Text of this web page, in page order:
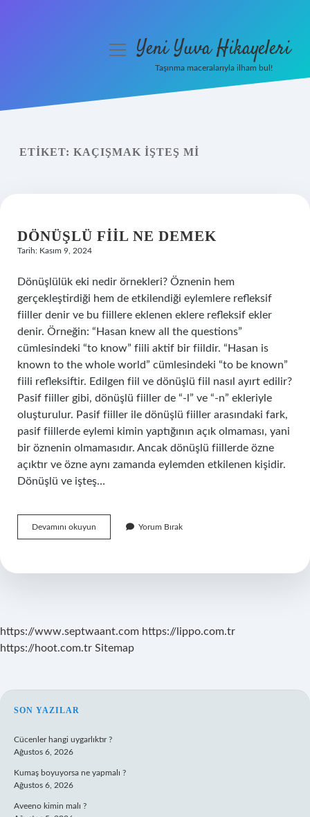
Yasal Uyarı
menüyüYeni Yuva Hikayeleri
Taşınma maceralarıyla ilham bul!
ETIKET: KAÇIŞMAK IŞTEŞ MI
DÖNÜŞLÜ FIIL NE DEMEK
Tarih: Kasım 9, 2024
Dönüşlülük eki nedir örnekleri? Öznenin hem
gerçekleştirdiği hem de etkilendiği eylemlere refleksif
fiiller denir ve bu fiillere eklenen eklere refleksif ekler
denir. Örneğin: “Hasan knew all the questions”
cümlesindeki “to know” fiili aktif bir fiildir. “Hasan is
known to the whole world” cümlesindeki “to be known”
fiili refleksiftir. Edilgen fiil ve dönüşlü fiil nasıl ayırt edilir?
Pasif fiiller gibi, dönüşlü fiiller de “-l” ve “-n” ekleriyle
oluşturulur. Pasif fiiller ile dönüşlü fiiller arasındaki fark,
pasif fiillerde eylemi kimin yaptığının açık olmaması, yani
bir öznenin olmamasıdır. Ancak dönüşlü fiillerde özne
açıktır ve özne aynı zamanda eylemden etkilenen kişidir.
Dönüşlü ve işteş…
Devamını okuyun Dönüşlü
Fiil
Yorum Bırak
https://www.septwaant.com https://lippo.com.tr
https://hoot.com.tr Sitemap
SIDEBAR
SON YAZILAR
Cücenler hangi uygarlıktır ?
Ağustos 6, 2026
Kumaş boyuyorsa ne yapmalı ?
Ağustos 6, 2026
Aveeno kimin malı ?